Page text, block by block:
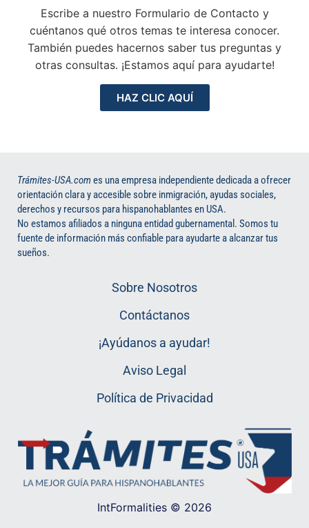
Escribe a nuestro Formulario de Contacto y
cuéntanos qué otros temas te interesa conocer.
También puedes hacernos saber tus preguntas y
otras consultas. ¡Estamos aquí para ayudarte!
HAZ CLIC AQUÍ
Trámites-USA.comes una empresa independiente dedicada a ofrecer
orientación clara y accesible sobre inmigración, ayudas sociales,
derechos y recursos para hispanohablantes en USA.
No estamos afiliados a ninguna entidad gubernamental. Somos tu
fuente de información más confiable para ayudarte a alcanzar tus
sueños.
Sobre Nosotros
Contáctanos
¡Ayúdanos a ayudar!
Aviso Legal
Política de Privacidad
IntFormalities © 2026